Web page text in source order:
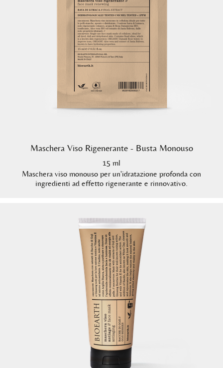
Maschera Viso Rigenerante - Busta Monouso
15 ml
Maschera viso monouso per un'idratazione profonda con
ingredienti ad effetto rigenerante e rinnovativo.